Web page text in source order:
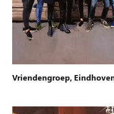
Vriendengroep,